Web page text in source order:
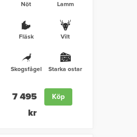
Nöt Lamm
Fläsk Vilt
Skogsfågel Starka ostar
7 495
kr
Köp